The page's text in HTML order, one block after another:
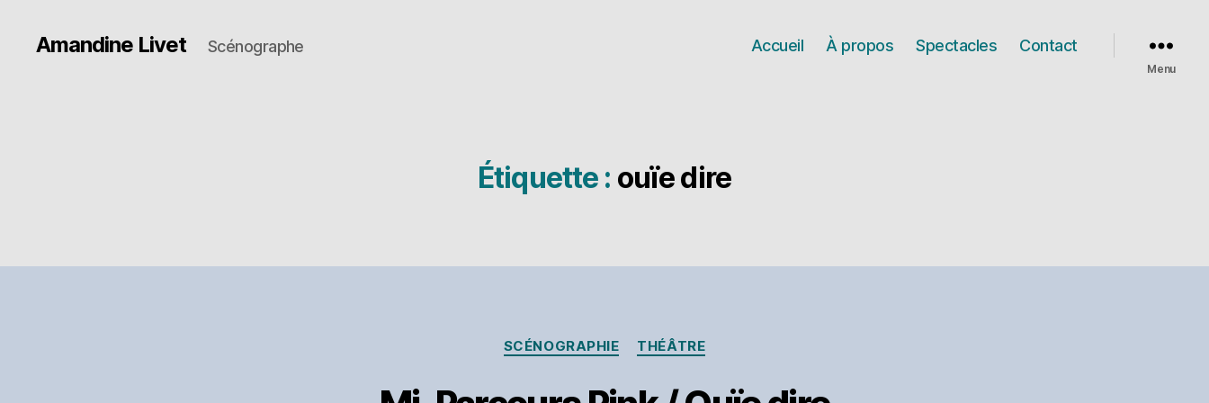
Amandine Livet Scénographe Accueil À propos Spectacles Contact
Menu
Étiquette : ouïe dire
Catégories
SCÉNOGRAPHIE THÉÂTRE